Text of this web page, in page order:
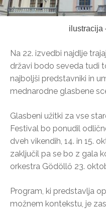
ilustracija
Na 22. izvedbi najdlje
državi bodo seveda tudi
najboljši predstavniki in
mednarodne glasbene
Glasbeni užitki za vse
Festival bo ponudil
dveh vikendih, 14. in 15.
zaključil pa se bo z gala
orkestra Gödöllő 23.
Program, ki predstavlja
možnem kontekstu, je